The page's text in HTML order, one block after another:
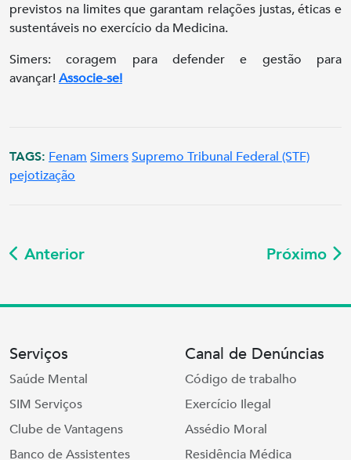
previstos na limites que garantam relações justas, éticas e
sustentáveis no exercício da Medicina.
Simers: coragem para defender e gestão para
avançar!Associe-se!
TAGS: Fenam SimersSupremo Tribunal Federal (STF)
pejotização
Anterior Próximo
Serviços
Saúde Mental
SIM Serviços
Clube de Vantagens
Banco de Assistentes
Canal de Denúncias
Código de trabalho
Exercício Ilegal
Assédio Moral
Residência Médica